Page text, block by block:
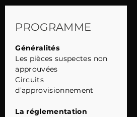
PROGRAMME
Généralités
Les pièces suspectes non
approuvées
Circuits
d’approvisionnement
La réglementation